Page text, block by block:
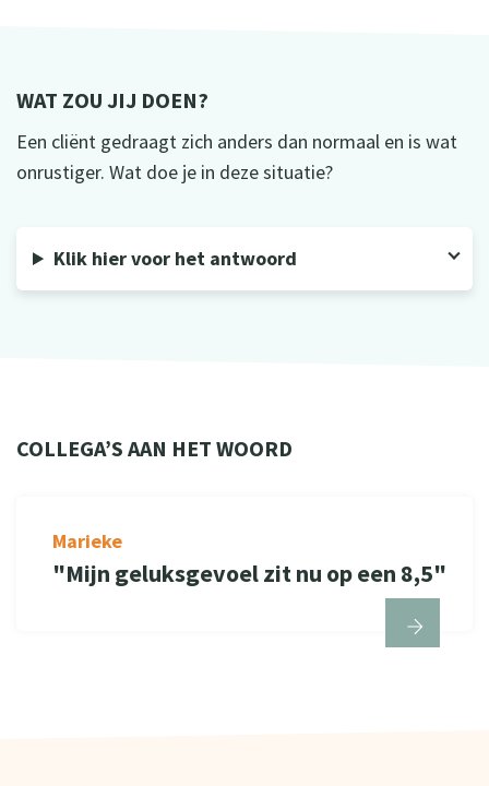
WAT ZOU JIJ DOEN?
Een cliënt gedraagt zich anders dan normaal en is wat
onrustiger. Wat doe je in deze situatie?
Klik hier voor het antwoord
COLLEGA’S AAN HET WOORD
"Mijn geluksgevoel zit nu op een 8,5"
Marieke